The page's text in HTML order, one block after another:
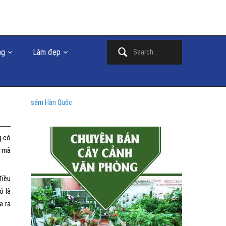
Làm đẹp
có
là
ra
sâm Hàn Quốc